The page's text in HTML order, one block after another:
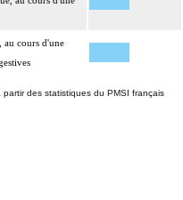
au cours d'une
des statistiques du PMSI français